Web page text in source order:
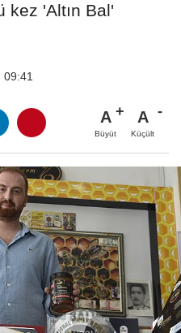
kez 'Altın Bal'
A
Büyüt
A
Küçült